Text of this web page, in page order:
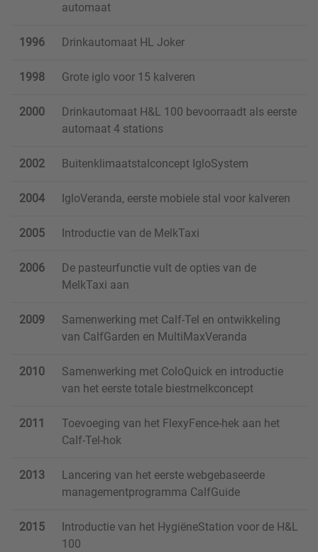
automaat
1996 Drinkautomaat HL Joker
1998 Grote iglo voor 15 kalveren
2000
Drinkautomaat H&L 100 bevoorraadt als eerste
automaat 4 stations
2002 Buitenklimaatstalconcept IgloSystem
2004 IgloVeranda, eerste mobiele stal voor kalveren
2005 Introductie van de MelkTaxi
2006
De pasteurfunctie vult de opties van de
MelkTaxi aan
2009
Samenwerking met Calf-Tel en ontwikkeling
van CalfGarden en MultiMaxVeranda
2010
Samenwerking met ColoQuick en introductie
van het eerste totale biestmelkconcept
2011
Toevoeging van het FlexyFence-hek aan het
Calf-Tel-hok
2013
Lancering van het eerste webgebaseerde
managementprogramma CalfGuide
2015
Introductie van het HygiëneStation voor de H&L
100